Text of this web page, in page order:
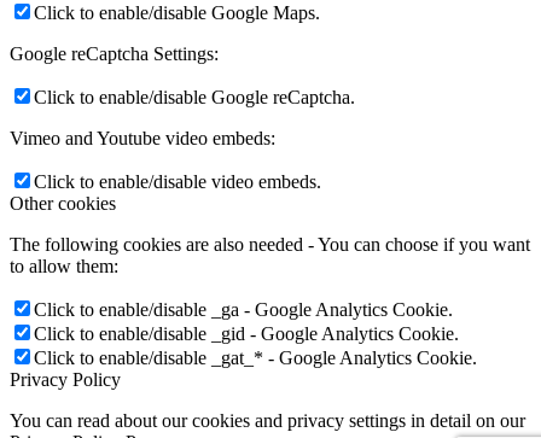
Click to enable/disable Google Maps.
Google reCaptcha Settings:
Click to enable/disable Google reCaptcha.
Vimeo and Youtube video embeds:
Click to enable/disable video embeds.
Other cookies
The following cookies are also needed - You can choose if you want
to allow them:
Click to enable/disable _ga - Google Analytics Cookie.
Click to enable/disable _gid - Google Analytics Cookie.
Click to enable/disable _gat_* - Google Analytics Cookie.
Privacy Policy
You can read about our cookies and privacy settings in detail on our